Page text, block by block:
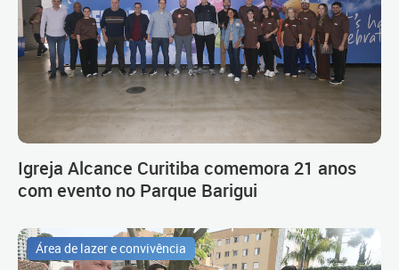
Igreja Alcance Curitiba comemora 21 anos
com evento no Parque Barigui
Área de lazer e convivência